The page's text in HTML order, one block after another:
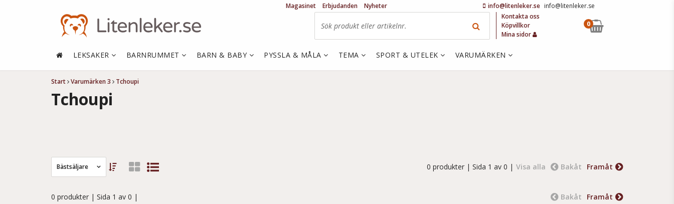
Start Varumärken 3 Tchoupi
Tchoupi
Bästsäljare Framåt
Bakåt
Visa alla
0 produkter | Sida 1 av 0 |
0 produkter | Sida 1 av 0 | Framåt
Bakåt
info@litenleker.se info@litenleker.se
Magasinet Erbjudanden
Nyheter
Kontakta oss
Köpvillkor
Mina sidor
0
LEKSAKER BARNRUMMET BARN & BABY PYSSLA & MÅLA TEMA SPORT & UTELEK VARUMÄRKEN